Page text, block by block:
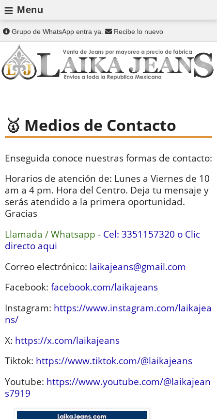
≡ Menu
Grupo de WhatsApp entra ya. Recibe lo nuevo
Medios de Contacto
Enseguida conoce nuestras formas de contacto:
Horarios de atención de: Lunes a Viernes de 10
am a 4 pm. Hora del Centro. Deja tu mensaje y
serás atendido a la primera oportunidad.
Gracias
Llamada / Whatsapp - Cel: 3351157320 o Clic
directo aqui
Correo electrónico: laikajeans@gmail.com
Facebook: facebook.com/laikajeans
Instagram: https://www.instagram.com/laikajea
ns/
X: https://x.com/laikajeans
Tiktok: https://www.tiktok.com/@laikajeans
Youtube: https://www.youtube.com/@laikajean
s7919